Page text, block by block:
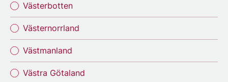
Västerbotten
Västernorrland
Västmanland
Västra Götaland